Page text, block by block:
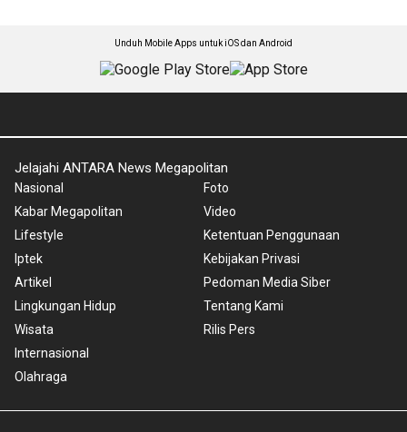
Unduh Mobile Apps untuk iOS dan Android
Jelajahi ANTARA News Megapolitan
Nasional
Kabar Megapolitan
Lifestyle
Iptek
Artikel
Lingkungan Hidup
Wisata
Internasional
Olahraga
Foto
Video
Ketentuan Penggunaan
Kebijakan Privasi
Pedoman Media Siber
Tentang Kami
Rilis Pers